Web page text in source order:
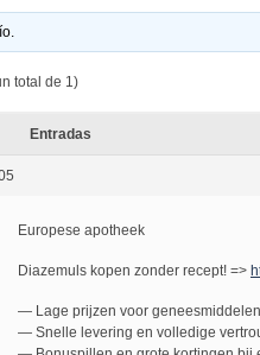
total de 1)
Entradas
Europese apotheek
Diazemuls kopen zonder recept! =>
— Lage prijzen voor
— Snelle levering en volledige